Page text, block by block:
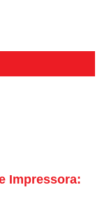
Impressora: